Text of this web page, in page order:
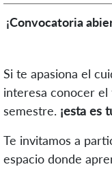
¡Convocatoria
Si te apasiona el
interesa conocer
semestre. ¡esta es
Te invitamos a
espacio donde